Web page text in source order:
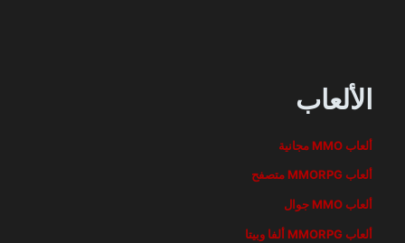
الألعاب
ألعاب MMO مجانية
ألعاب MMORPG متصفح
ألعاب MMO جوال
ألعاب MMORPG ألفا وبيتا